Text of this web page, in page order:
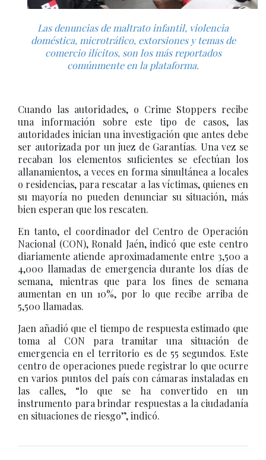
Las denuncias de maltrato infantil, violencia
doméstica, microtráfico, extorsiones y temas de
comercio ilícitos, son los más reportados
comúnmente en la plataforma.
Cuando las autoridades, o Crime Stoppers recibe
una información sobre este tipo de casos, las
autoridades inician una investigación que antes debe
ser autorizada por un juez de Garantías. Una vez se
recaban los elementos suficientes se efectúan los
allanamientos, a veces en forma simultánea a locales
o residencias, para rescatar a las víctimas, quienes en
su mayoría no pueden denunciar su situación, más
bien esperan que los rescaten.
En tanto, el coordinador del Centro de Operación
Nacional (CON), Ronald Jaén, indicó que este centro
diariamente atiende aproximadamente entre 3,500 a
4,000 llamadas de emergencia durante los días de
semana, mientras que para los fines de semana
aumentan en un 10%, por lo que recibe arriba de
5,500 llamadas.
Jaen añadió que el tiempo de respuesta estimado que
toma al CON para tramitar una situación de
emergencia en el territorio es de 55 segundos. Este
centro de operaciones puede registrar lo que ocurre
en varios puntos del país con cámaras instaladas en
las calles, “lo que se ha convertido en un
instrumento para brindar respuestas a la ciudadanía
en situaciones de riesgo”, indicó.